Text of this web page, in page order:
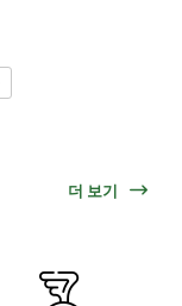
더 보기